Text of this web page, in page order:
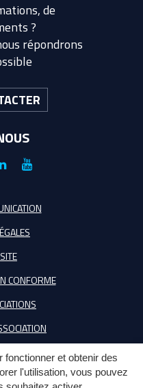
et obtenir des
l'utilisation, vous pouvez
de
?
répondrons
Lien
le
compte
Linkedin
Lien
la
Youtube
CONFORME